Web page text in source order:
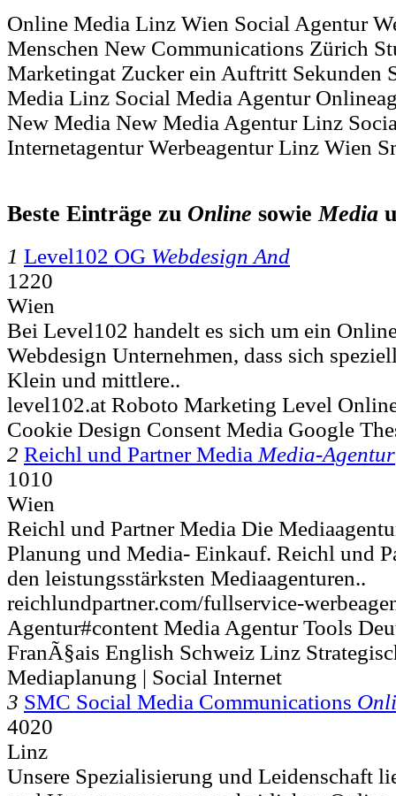
Online Media Linz Wien Social Agentur
Menschen New Communications Zürich
Marketingat Zucker ein Auftritt Sekunden
Media Linz Social Media Agentur
New Media New Media Agentur Linz
Internetagentur Werbeagentur Linz Wien
Beste Einträge zu Online sowieMedia
1 Level102 OG Webdesign And
1220
Wien
Bei Level102 handelt es sich um ein
Webdesign Unternehmen, dass sich
Klein und mittlere..
level102.at Roboto Marketing Level
Cookie Design Consent Media Google
2 Reichl und Partner Media Media-Agentur
1010
Wien
Reichl und Partner Media Die
Planung und Media- Einkauf. Reichl und
den leistungsstärksten Mediaagenturen..
reichlundpartner.com/fullservice-
Agentur#content Media Agentur Tools
FranÃ§ais English Schweiz Linz
Mediaplanung | Social Internet
3 SMC Social Media Communications
4020
Linz
Unsere Spezialisierung und Leidenschaft